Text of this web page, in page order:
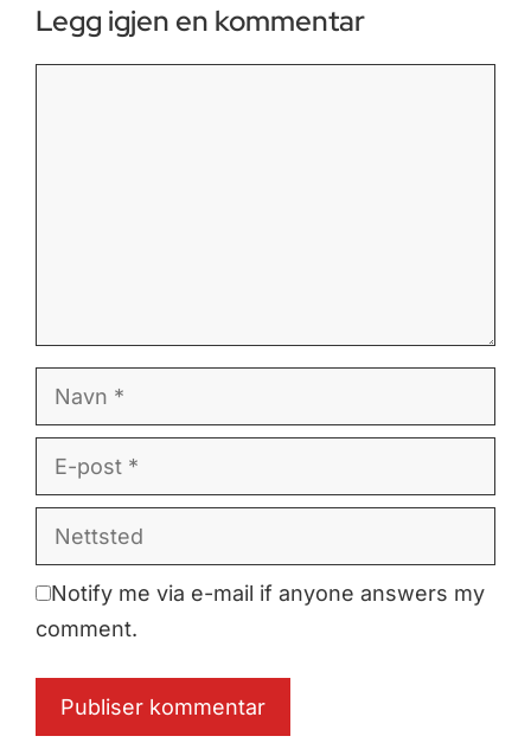
Legg igjen en kommentar
post
Notify me via e-mail if anyone answers my
comment.